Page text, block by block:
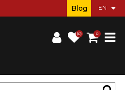
(0) 0
Blog